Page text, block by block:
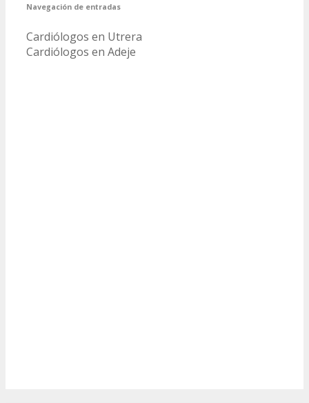
Navegación de entradas
Cardiólogos en Utrera
Cardiólogos en Adeje